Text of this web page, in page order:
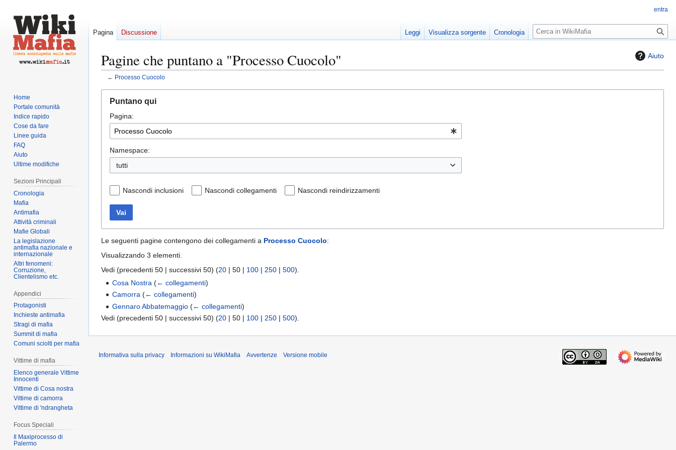
Aiuto
Pagine che puntano a "Processo Cuocolo"
← Processo Cuocolo
alla
navigazione
alla
ricerca
Puntano qui
Pagina:
Namespace:
tutti
Nascondi inclusioni Nascondi collegamenti Nascondi reindirizzamenti
Vai
Le seguenti pagine contengono dei collegamenti a Processo Cuocolo:
Visualizzando 3 elementi.
Vedi (precedenti 50 | successivi 50) (20 | 50 | 100 | 250 | 500).
Cosa Nostra (← collegamenti)
Camorra (← collegamenti)
Gennaro Abbatemaggio (← collegamenti)
Vedi (precedenti 50 | successivi 50) (20 | 50 | 100 | 250 | 500).
entra
Pagina Discussione Leggi Visualizza sorgente Cronologia
R
i
r
Home
Portale comunità
Indice rapido
Cose da fare
Linee guida
FAQ
Aiuto
Ultime modifiche
Sezioni Principali
Cronologia
Mafia
Antimafia
Attività criminali
Mafie Globali
La legislazione
antimafia nazionale e
internazionale
Altri fenomeni:
Corruzione,
Clientelismo etc.
Appendici
Protagonisti
Inchieste antimafia
Stragi di mafia
Summit di mafia
Comuni sciolti per mafia
Vittime di mafia
Elenco generale Vittime
Innocenti
Vittime di Cosa nostra
Vittime di camorra
Vittime di 'ndrangheta
Focus Speciali
Il Maxiprocesso di
Palermo
Informativa sulla privacy Informazioni su WikiMafia Avvertenze Versione mobile